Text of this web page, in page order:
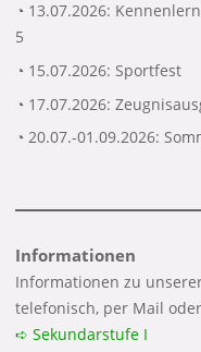
◔ 13.07.2026:
5
◔ 15.07.2026: Sportfest
◔ 17.07.2026:
◔ 20.07.-01.09.2026:
Informationen
Informationen zu
telefonisch, per Mail
➪ Sekundarstufe I